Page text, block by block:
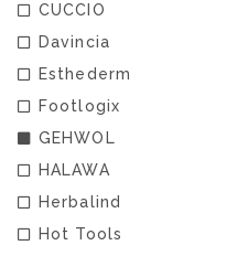
CUCCIO
Davincia
Esthederm
Footlogix
GEHWOL
HALAWA
Herbalind
Hot Tools